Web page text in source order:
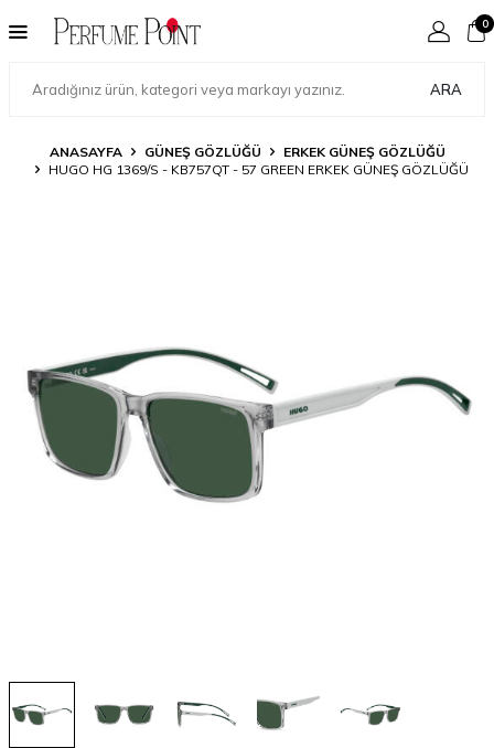
ARA
0
ANASAYFA GÜNEŞ GÖZLÜĞÜ
ERKEK GÜNEŞ GÖZLÜĞÜ
HUGO HG 1369/S - KB757QT - 57 GREEN ERKEK GÜNEŞ GÖZLÜĞÜ